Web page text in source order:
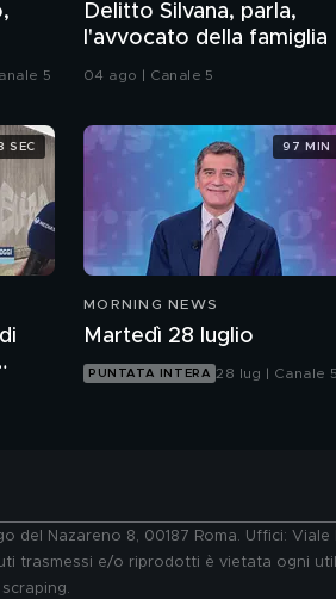
5
Delitto Silvana, parla,
l'avvocato della famiglia
04 ago | Canale 5
SEC
MORNING NEWS
Martedì 28 luglio
PUNTATA INTERA 28 lug | Canale 5
97 MIN
del Nazareno 8, 00187 Roma. Uffici:
trasmessi e/o riprodotti è vietata ogni